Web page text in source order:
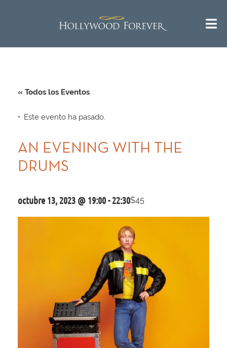
« Todos los Eventos
Este evento ha pasado.
AN EVENING WITH THE
DRUMS
octubre 13, 2023 @ 19:00-22:30$45